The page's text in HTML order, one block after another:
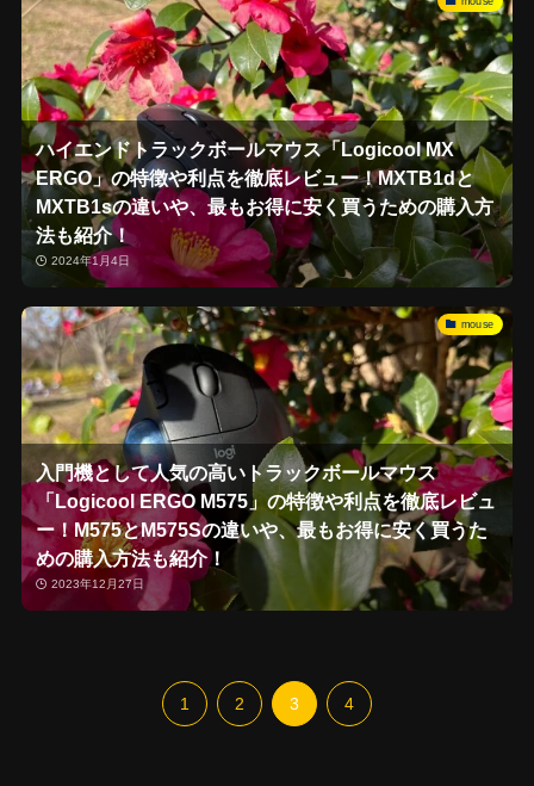
ハイエンドトラックボールマウス「Logicool MX
ERGO」の特徴や利点を徹底レビュー！MXTB1dと
MXTB1sの違いや、最もお得に安く買うための購入方
法も紹介！
2024年1月4日
mouse
入門機として人気の高いトラックボールマウス
「Logicool ERGO M575」の特徴や利点を徹底レビュ
ー！M575とM575Sの違いや、最もお得に安く買うた
めの購入方法も紹介！
2023年12月27日
1 2 3 4